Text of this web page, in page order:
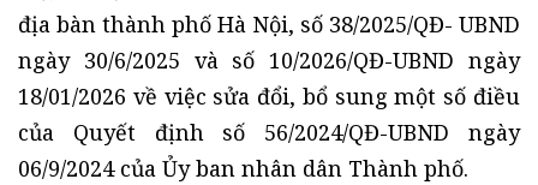
địa bàn thành phố Hà Nội, số 38/2025/QĐ- UBND
ngày 30/6/2025 và số 10/2026/QĐ-UBND ngày
18/01/2026 về việc sửa đổi, bổ sung một số điều
của Quyết định số 56/2024/QĐ-UBND ngày
06/9/2024 của Ủy ban nhân dân Thành phố.